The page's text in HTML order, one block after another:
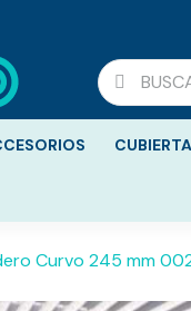
Curvo 245 mm